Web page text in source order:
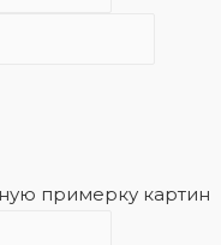
примерку картин